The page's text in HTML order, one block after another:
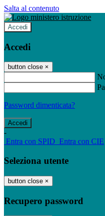
Salta al contenuto
Accedi
Accedi
button close ×
Password dimenticata?
-
Entra con SPID Entra con CIE
Seleziona utente
button close ×
Recupero password